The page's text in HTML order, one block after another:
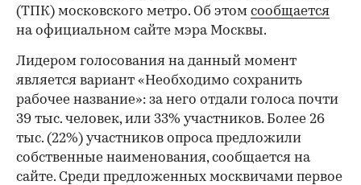
(ТПК) московского метро. Об этом сообщается
на официальном сайте мэра Москвы.
Лидером голосования на данный момент
является вариант «Необходимо сохранить
рабочее название»: за него отдали голоса почти
39 тыс. человек, или 33% участников. Более 26
тыс. (22%) участников опроса предложили
собственные наименования, сообщается на
сайте. Среди предложенных москвичами первое